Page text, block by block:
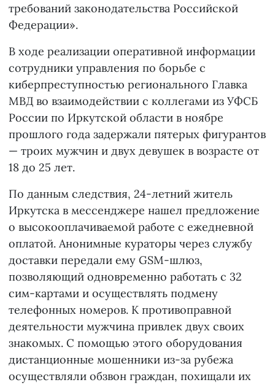
требований законодательства Российской
Федерации».
В ходе реализации оперативной информации
сотрудники управления по борьбе с
киберпреступностью регионального Главка
МВД во взаимодействии с коллегами из УФСБ
России по Иркутской области в ноябре
прошлого года задержали пятерых фигурантов
— троих мужчин и двух девушек в возрасте от
18 до 25 лет.
По данным следствия, 24-летний житель
Иркутска в мессенджере нашел предложение
о высокооплачиваемой работе с ежедневной
оплатой. Анонимные кураторы через службу
доставки передали ему GSM-шлюз,
позволяющий одновременно работать с 32
сим-картами и осуществлять подмену
телефонных номеров. К противоправной
деятельности мужчина привлек двух своих
знакомых. С помощью этого оборудования
дистанционные мошенники из-за рубежа
осуществляли обзвон граждан, похищали их